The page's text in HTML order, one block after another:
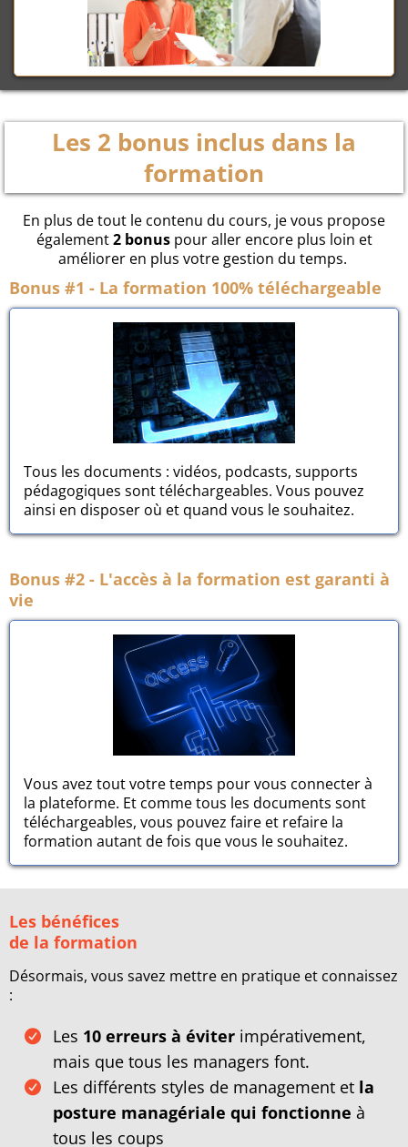
Les 2 bonus inclus dans la
formation
En plus de tout le contenu du cours, je vous propose
également2 bonuspour aller encore plus loin et
améliorer en plus votre gestion du temps.
Bonus #1 - La formation 100% téléchargeable
Tous les documents : vidéos, podcasts, supports
pédagogiques sont téléchargeables. Vous pouvez
ainsi en disposer où et quand vous le souhaitez.
Bonus #2 - L'accès à la formation est garanti à
vie
Vous avez tout votre temps pour vous connecter à
la plateforme. Et comme tous les documents sont
téléchargeables, vous pouvez faire et refaire la
formation autant de fois que vous le souhaitez.
Les bénéfices
de la formation
Désormais, vous savez mettre en pratique et connaissez
:
Les 10 erreurs à éviterimpérativement,
mais que tous les managers font.
Les différents styles de management et la
posture managériale qui fonctionne à
tous les coups